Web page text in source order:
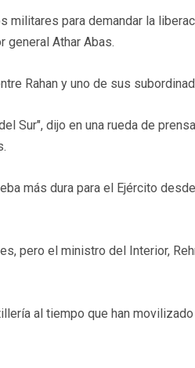
para demandar la
general Athar Abas.
Rahan y uno de sus
Sur", dijo en una rueda de
más dura para el Ejército
pero el ministro del Interior,
al tiempo que han